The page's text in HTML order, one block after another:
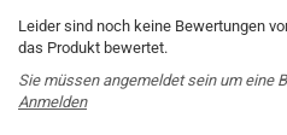
Leider sind noch keine Bewertungen
das Produkt bewertet.
Sie müssen angemeldet sein um eine
Anmelden